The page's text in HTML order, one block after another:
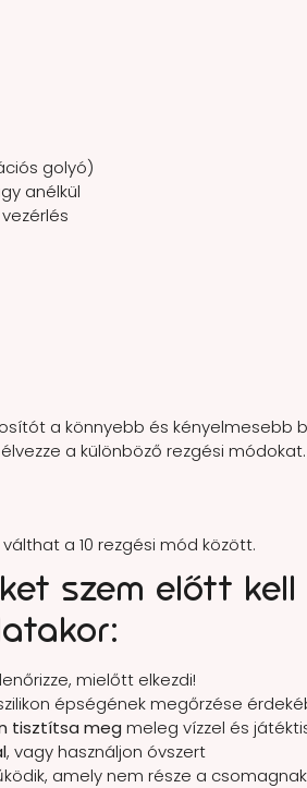
golyó)
anélkül
a könnyebb és kényelmesebb
a különböző rezgési módokat.
a 10 rezgési mód között.
szem előtt
mielőtt elkezdi!
épségének megőrzése
tisztítsa meg meleg vízzel és
, vagy használjon óvszert
amely nem része a